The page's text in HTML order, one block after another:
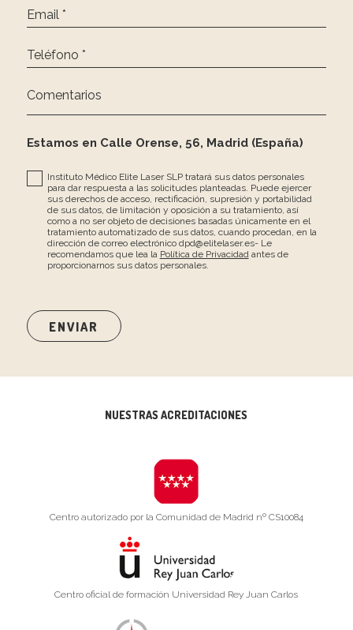
Email *
Teléfono *
Comentarios
Estamos en Calle Orense, 56, Madrid (España)
Instituto Médico Elite Laser SLP tratará sus datos personales
para dar respuesta a las solicitudes planteadas. Puede ejercer
sus derechos de acceso, rectificación, supresión y portabilidad
de sus datos, de limitación y oposición a su tratamiento, así
como a no ser objeto de decisiones basadas únicamente en el
tratamiento automatizado de sus datos, cuando procedan, en la
dirección de correo electrónico dpd@elitelaser.es- Le
recomendamos que lea la Política de Privacidad antes de
proporcionarnos sus datos personales.
NUESTRAS ACREDITACIONES
Centro autorizado por la Comunidad de Madrid nº CS10084
Centro oficial de formación Universidad Rey Juan Carlos